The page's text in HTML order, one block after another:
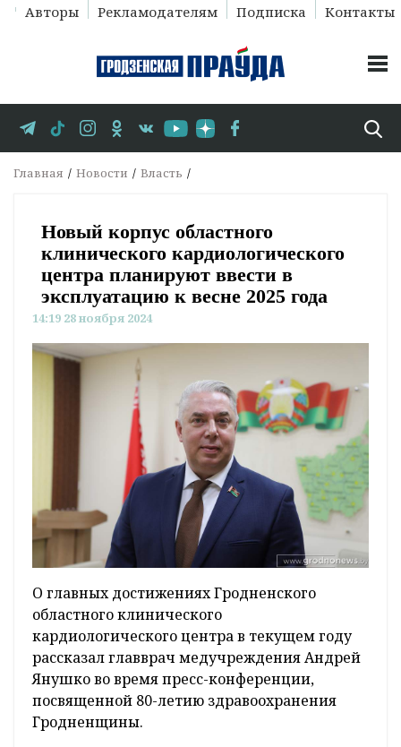
Авторы Рекламодателям Подписка Контакты
Главная Новости Власть
Новый корпус областного
клинического кардиологического
центра планируют ввести в
эксплуатацию к весне 2025 года
14:19 28 ноября 2024
О главных достижениях Гродненского
областного клинического
кардиологического центра в текущем году
рассказал главврач медучреждения Андрей
Янушко во время пресс-конференции,
посвященной 80-летию здравоохранения
Гродненщины.